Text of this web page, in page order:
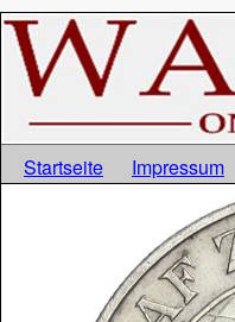
Startseite Impressum